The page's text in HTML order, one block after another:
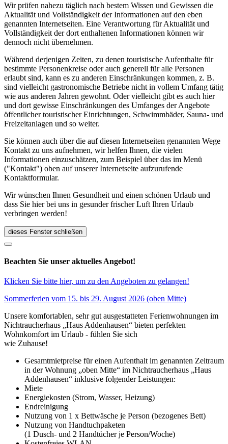
Wir prüfen nahezu täglich nach bestem Wissen und Gewissen die
Aktualität und Vollständigkeit der Informationen auf den eben
genannten Internetseiten. Eine Verantwortung für Aktualität und
Vollständigkeit der dort enthaltenen Informationen können wir
dennoch nicht übernehmen.
Während derjenigen Zeiten, zu denen touristische Aufenthalte für
bestimmte Personenkreise oder auch generell für alle Personen
erlaubt sind, kann es zu anderen Einschränkungen kommen, z. B.
sind vielleicht gastronomische Betriebe nicht in vollem Umfang tätig
wie aus anderen Jahren gewohnt. Oder vielleicht gibt es auch hier
und dort gewisse Einschränkungen des Umfanges der Angebote
öffentlicher touristischer Einrichtungen, Schwimmbäder, Sauna- und
Freizeitanlagen und so weiter.
Sie können auch über die auf diesen Internetseiten genannten Wege
Kontakt zu uns aufnehmen, wir helfen Ihnen, die vielen
Informationen einzuschätzen, zum Beispiel über das im Menü
("Kontakt") oben auf unserer Internetseite aufzurufende
Kontaktformular.
Wir wünschen Ihnen Gesundheit und einen schönen Urlaub und
dass Sie hier bei uns in gesunder frischer Luft Ihren Urlaub
verbringen werden!
dieses Fenster schließen
Beachten Sie unser aktuelles Angebot!
Klicken Sie bitte hier, um zu den Angeboten zu gelangen!
Sommerferien vom 15. bis 29. August 2026 (oben Mitte)
Unsere komfortablen, sehr gut ausgestatteten Ferienwohnungen im
Nichtraucherhaus „Haus Addenhausen“ bieten perfekten
Wohnkomfort im Urlaub - fühlen Sie sich
wie Zuhause!
Gesamtmietpreise für einen Aufenthalt im genannten Zeitraum
in der Wohnung „oben Mitte“ im Nichtraucherhaus „Haus
Addenhausen“ inklusive folgender Leistungen:
Miete
Energiekosten (Strom, Wasser, Heizung)
Endreinigung
Nutzung von 1 x Bettwäsche je Person (bezogenes Bett)
Nutzung von Handtuchpaketen
(1 Dusch- und 2 Handtücher je Person/Woche)